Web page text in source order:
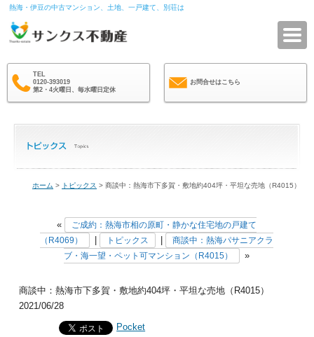
熱海・伊豆の中古マンション、土地、一戸建て、別荘は
TEL
0120-393019
第2・4火曜日、毎水曜日定休
お問合せはこちら
ホーム > トピックス > 商談中：熱海市下多賀・敷地約404坪・平坦な売地（R4015）
«
ご成約：熱海市相の原町・静かな住宅地の戸建て
（R4069）
トピックス
商談中：熱海パサニアクラ
ブ・海一望・ペット可マンション（R4015）
»
商談中：熱海市下多賀・敷地約404坪・平坦な売地（R4015）
2021/06/28
Pocket